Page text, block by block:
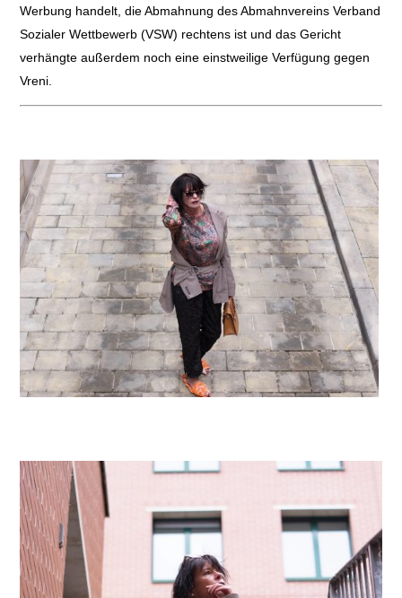
Werbung handelt, die Abmahnung des Abmahnvereins Verband
Sozialer Wettbewerb (VSW) rechtens ist und das Gericht
verhängte außerdem noch eine einstweilige Verfügung gegen
Vreni.